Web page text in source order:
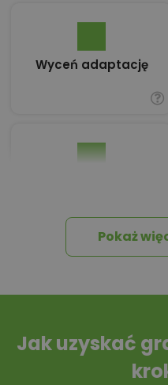
Wyceń adaptację
Pokaż
Jak uzyskać